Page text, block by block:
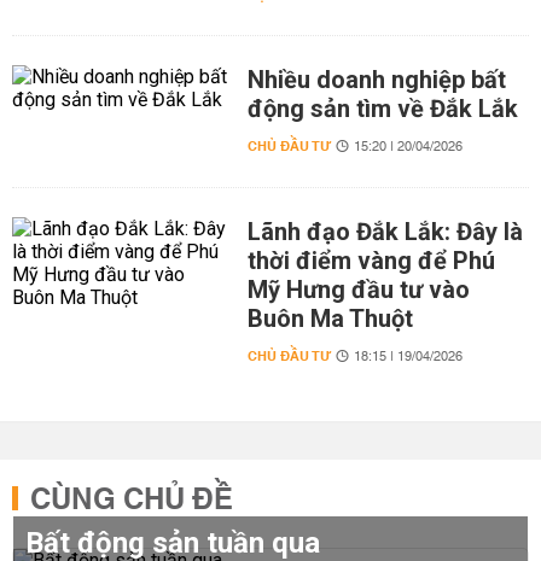
Nhiều doanh nghiệp bất
động sản tìm về Đắk Lắk
CHỦ ĐẦU TƯ 15:20 | 20/04/2026
Lãnh đạo Đắk Lắk: Đây là
thời điểm vàng để Phú
Mỹ Hưng đầu tư vào
Buôn Ma Thuột
CHỦ ĐẦU TƯ 18:15 | 19/04/2026
CÙNG CHỦ ĐỀ
Bất động sản tuần qua